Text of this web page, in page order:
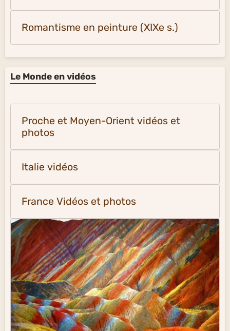
Romantisme en peinture (XIXe s.)
Le Monde en vidéos
Proche et Moyen-Orient vidéos et
photos
Italie vidéos
France Vidéos et photos